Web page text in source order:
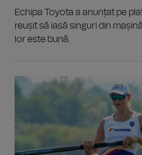
Echipa Toyota a anunțat pe
reușit să iasă singuri din
lor este bună.